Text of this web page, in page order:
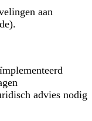
aan
advies nodig